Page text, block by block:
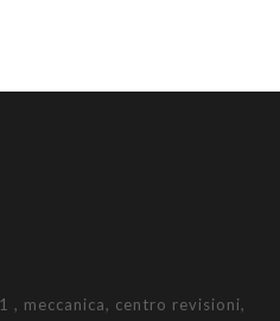
, meccanica, centro revisioni,